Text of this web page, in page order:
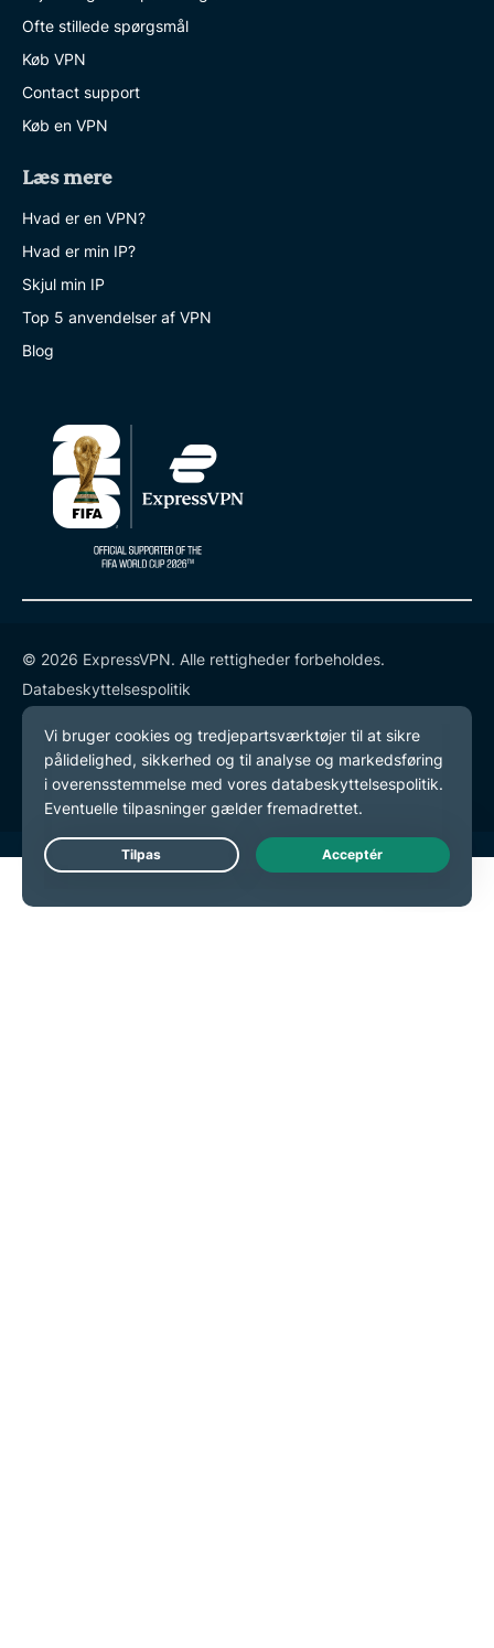
Ofte stillede spørgsmål
Køb VPN
Contact support
Køb en VPN
Læs mere
Hvad er en VPN?
Hvad er min IP?
Skjul min IP
Top 5 anvendelser af VPN
Blog
© 2026 ExpressVPN. Alle rettigheder forbeholdes.
Databeskyttelsespolitik
Tjenestevilkår
Cookie-præferencer
Live Chat